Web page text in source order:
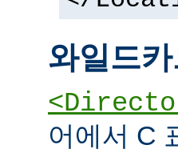
와일드
어에서 C